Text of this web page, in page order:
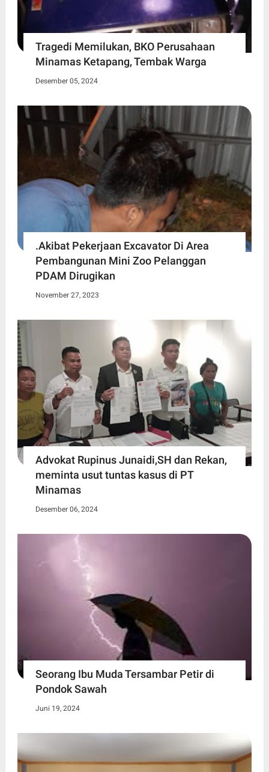
Tragedi Memilukan, BKO Perusahaan
Minamas Ketapang, Tembak Warga
Desember 05, 2024
.Akibat Pekerjaan Excavator Di Area
Pembangunan Mini Zoo Pelanggan
PDAM Dirugikan
November 27, 2023
Advokat Rupinus Junaidi,SH dan Rekan,
meminta usut tuntas kasus di PT
Minamas
Desember 06, 2024
Seorang Ibu Muda Tersambar Petir di
Pondok Sawah
Juni 19, 2024